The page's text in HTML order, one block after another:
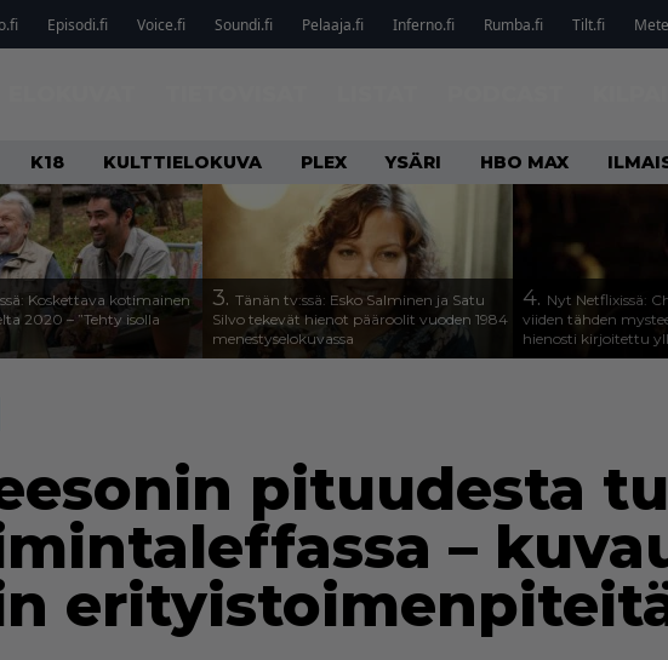
Episodi.fi Voice.fi Soundi.fi Pelaaja.fi Inferno.fi Rumba.fi Tilt.fi
K18 KULTTIELOKUVA PLEX YSÄRI HBO MAX
Koskettava kotimainen
2020 – ”Tehty isolla
3. Tänän tv:ssä: Esko Salminen ja Satu
Silvo tekevät hienot pääroolit vuoden 1984
menestyselokuvassa
4. Nyt Netflixissä:
viiden tähden
hienosti kirjoitettu
pituudesta
–